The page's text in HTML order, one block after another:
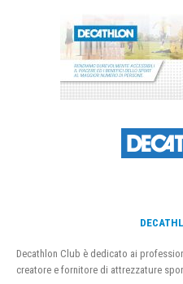
Decathlon Club è dedicato ai
creatore e fornitore di attrezzature